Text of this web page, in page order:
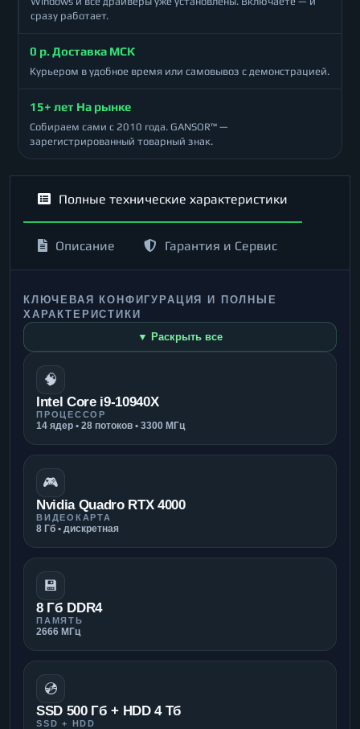
сразу работает.
0 р. Доставка МСК
Курьером в удобное время или самовывоз с демонстрацией.
15+ лет На рынке
Собираем сами с 2010 года. GANSOR™ —
зарегистрированный товарный знак.
Полные технические характеристики
Описание Гарантия и Сервис
КЛЮЧЕВАЯ КОНФИГУРАЦИЯ И ПОЛНЫЕ
ХАРАКТЕРИСТИКИ
▼ Раскрыть все
🧠
Intel Core i9-10940X
ПРОЦЕССОР
14 ядер • 28 потоков • 3300 МГц
🎮
Nvidia Quadro RTX 4000
ВИДЕОКАРТА
8 Гб • дискретная
💾
8 Гб DDR4
ПАМЯТЬ
2666 МГц
💿
SSD 500 Гб + HDD 4 Тб
SSD + HDD